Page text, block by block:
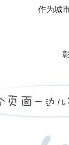
作为城